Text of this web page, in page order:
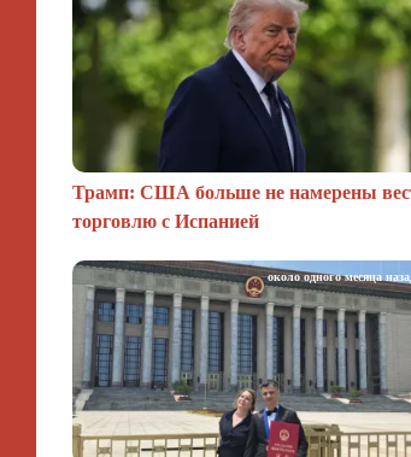
Трамп: США больше не намерены
торговлю с Испанией
около одного месяца